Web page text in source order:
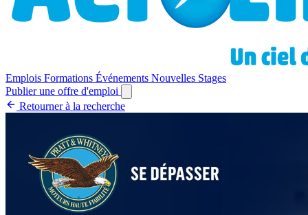
Emplois Formations Événements Nouvelles Stages
Publier une offre d'emploi
Retourner à la recherche